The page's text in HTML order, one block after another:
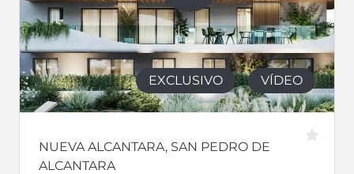
EXCLUSIVO VÍDEO
NUEVA ALCANTARA, SAN PEDRO DE
ALCANTARA